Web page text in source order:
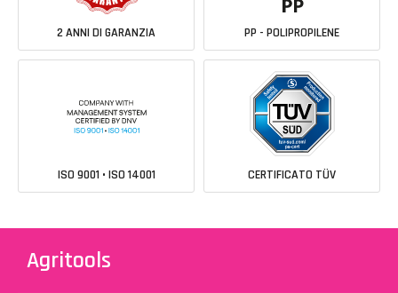
2 ANNI DI GARANZIA PP - POLIPROPILENE
ISO 9001 • ISO 14001 CERTIFICATO TÜV
Agritools